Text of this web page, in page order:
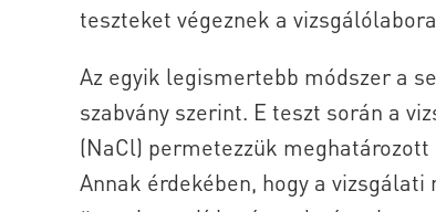
teszteket végeznek a
Az egyik legismertebb módszer a
szabvány szerint. E teszt során a
(NaCl) permetezzük
Annak érdekében, hogy a